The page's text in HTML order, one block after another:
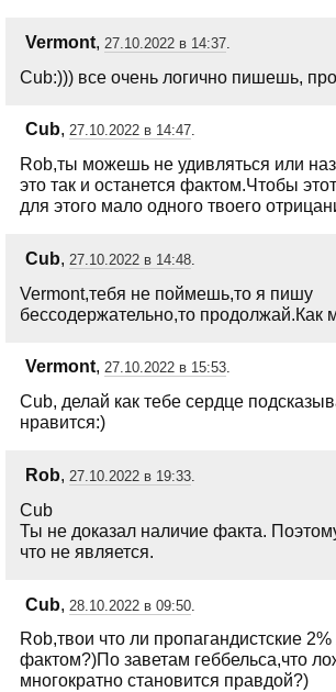
Vermont, 27.10.2022 в 14:37.
Cub:))) все очень логично пишешь,
Cub, 27.10.2022 в 14:47.
Rob,ты можешь не удивляться или
это так и останется фактом.Чтобы
для этого мало одного твоего
Cub, 27.10.2022 в 14:48.
Vermont,тебя не поймешь,то я пишу
бессодержательно,то продолжай.Как
Vermont, 27.10.2022 в 15:53.
Cub, делай как тебе сердце
нравится:)
Rob, 27.10.2022 в 19:33.
Cub
Ты не доказал наличие факта.
что не является.
Cub 28.10.2022 в 09:50.
Rob,твои что ли пропагандистские
фактом?)По заветам геббельса,что
многократно становится правдой?)